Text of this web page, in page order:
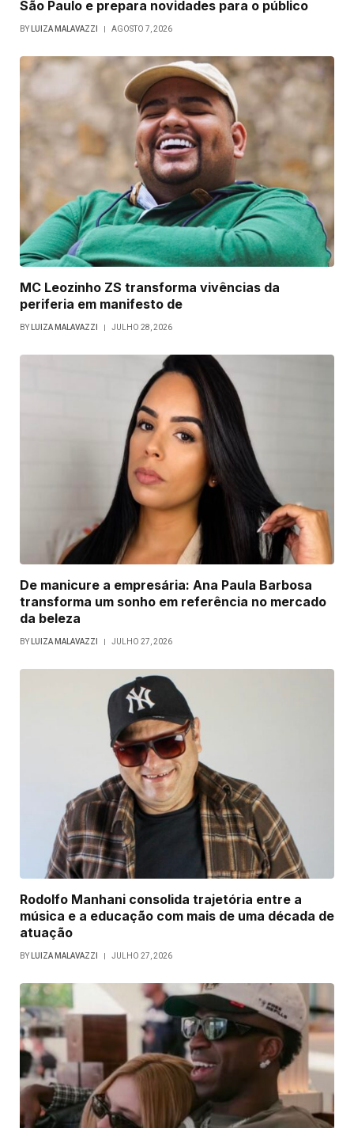
São Paulo e prepara novidades para o público
BY LUIZA MALAVAZZI AGOSTO 7, 2026
MC Leozinho ZS transforma vivências da
periferia em manifesto de
BY LUIZA MALAVAZZI JULHO 28, 2026
De manicure a empresária: Ana Paula Barbosa
transforma um sonho em referência no mercado
da beleza
BY LUIZA MALAVAZZI JULHO 27, 2026
Rodolfo Manhani consolida trajetória entre a
música e a educação com mais de uma década de
atuação
BY LUIZA MALAVAZZI JULHO 27, 2026